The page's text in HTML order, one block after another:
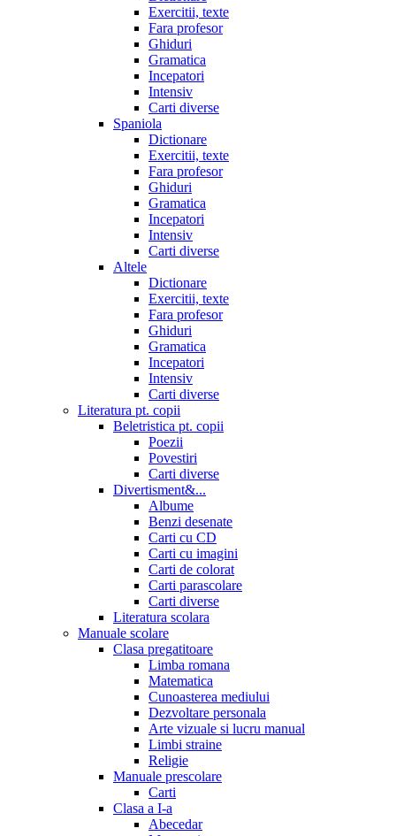
Exercitii, texte
Fara profesor
Ghiduri
Gramatica
Incepatori
Intensiv
Carti diverse
Spaniola
Dictionare
Exercitii, texte
Fara profesor
Ghiduri
Gramatica
Incepatori
Intensiv
Carti diverse
Altele
Dictionare
Exercitii, texte
Fara profesor
Ghiduri
Gramatica
Incepatori
Intensiv
Carti diverse
Literatura pt. copii
Beletristica pt. copii
Poezii
Povestiri
Carti diverse
Divertisment&...
Albume
Benzi desenate
Carti cu CD
Carti cu imagini
Carti de colorat
Carti parascolare
Carti diverse
Literatura scolara
Manuale scolare
Clasa pregatitoare
Limba romana
Matematica
Cunoasterea mediului
Dezvoltare personala
Arte vizuale si lucru manual
Limbi straine
Religie
Manuale prescolare
Carti
Clasa a I-a
Abecedar